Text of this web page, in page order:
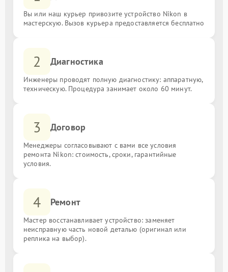
Вы или наш курьер привозите устройство Nikon в
мастерскую. Вызов курьера предоставляется бесплатно
2 Диагностика
Инженеры проводят полную диагностику: аппаратную,
техническую. Процедура занимает около 60 минут.
3 Договор
Менеджеры согласовывают с вами все условия
ремонта Nikon: стоимость, сроки, гарантийные
условия.
4 Ремонт
Мастер восстанавливает устройство: заменяет
неисправную часть новой деталью (оригинал или
реплика на выбор).